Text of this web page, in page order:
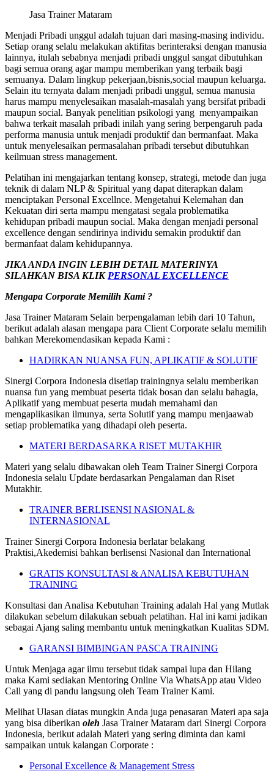
Jasa Trainer Mataram
Menjadi Pribadi unggul adalah tujuan dari masing-masing individu.
Setiap orang selalu melakukan aktifitas berinteraksi dengan manusia
lainnya, itulah sebabnya menjadi pribadi unggul sangat dibutuhkan
bagi semua orang agar mampu memberikan yang terbaik bagi
semuanya. Dalam lingkup pekerjaan,bisnis,social maupun keluarga.
Selain itu ternyata dalam menjadi pribadi unggul, semua manusia
harus mampu menyelesaikan masalah-masalah yang bersifat pribadi
maupun social. Banyak penelitian psikologi yang menyampaikan
bahwa terkait masalah pribadi inilah yang sering berpengaruh pada
performa manusia untuk menjadi produktif dan bermanfaat. Maka
untuk menyelesaikan permasalahan pribadi tersebut dibutuhkan
keilmuan stress management.
Pelatihan ini mengajarkan tentang konsep, strategi, metode dan juga
teknik di dalam NLP & Spiritual yang dapat diterapkan dalam
menciptakan Personal Excellnce. Mengetahui Kelemahan dan
Kekuatan diri serta mampu mengatasi segala problematika
kehidupan pribadi maupun social. Maka dengan menjadi personal
excellence dengan sendirinya individu semakin produktif dan
bermanfaat dalam kehidupannya.
JIKA ANDA INGIN LEBIH DETAIL MATERINYA
SILAHKAN BISA KLIK PERSONAL EXCELLENCE
Mengapa Corporate Memilih Kami ?
Jasa Trainer Mataram Selain berpengalaman lebih dari 10 Tahun,
berikut adalah alasan mengapa para Client Corporate selalu memilih
bahkan Merekomendasikan kepada Kami :
HADIRKAN NUANSA FUN, APLIKATIF & SOLUTIF
Sinergi Corpora Indonesia disetiap trainingnya selalu memberikan
nuansa fun yang membuat peserta tidak bosan dan selalu bahagia,
Aplikatif yang membuat peserta mudah memahami dan
mengaplikasikan ilmunya, serta Solutif yang mampu menjaawab
setiap problematika yang dihadapi oleh peserta.
MATERI BERDASARKA RISET MUTAKHIR
Materi yang selalu dibawakan oleh Team Trainer Sinergi Corpora
Indonesia selalu Update berdasarkan Pengalaman dan Riset
Mutakhir.
TRAINER BERLISENSI NASIONAL &
INTERNASIONAL
Trainer Sinergi Corpora Indonesia berlatar belakang
Praktisi,Akedemisi bahkan berlisensi Nasional dan International
GRATIS KONSULTASI & ANALISA KEBUTUHAN
TRAINING
Konsultasi dan Analisa Kebutuhan Training adalah Hal yang Mutlak
dilakukan sebelum dilakukan sebuah pelatihan. Hal ini kami jadikan
sebagai Ajang saling membantu untuk meningkatkan Kualitas SDM.
GARANSI BIMBINGAN PASCA TRAINING
Untuk Menjaga agar ilmu tersebut tidak sampai lupa dan Hilang
maka Kami sediakan Mentoring Online Via WhatsApp atau Video
Call yang di pandu langsung oleh Team Trainer Kami.
Melihat Ulasan diatas mungkin Anda juga penasaran Materi apa saja
yang bisa diberikan oleh Jasa Trainer Mataram dari Sinergi Corpora
Indonesia, berikut adalah Materi yang sering diminta dan kami
sampaikan untuk kalangan Corporate :
Personal Excellence & Management Stress